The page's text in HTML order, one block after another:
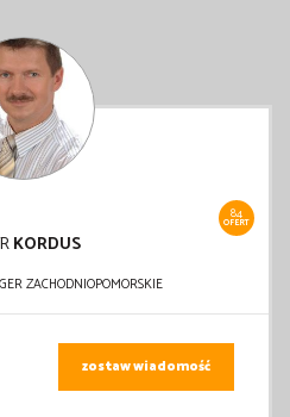
84
OFERT
KORDUS
ZACHODNIOPOMORSKIE
zostaw wiadomość